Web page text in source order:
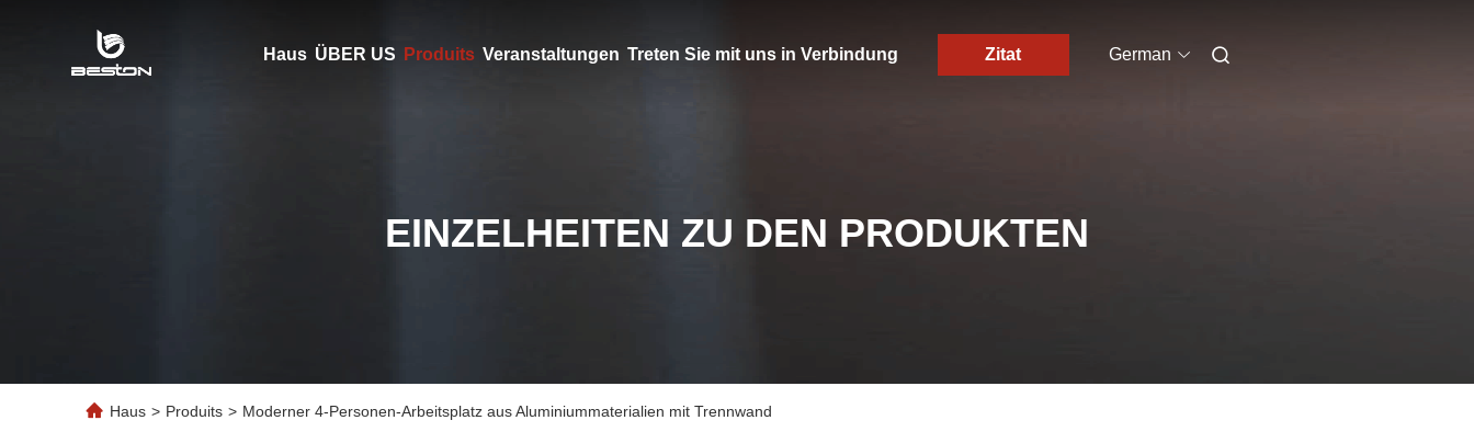
Haus ÜBER US Produits Veranstaltungen Treten Sie mit uns in Verbindung Zitat German
EINZELHEITEN ZU DEN PRODUKTEN
Haus > Produits > Moderner 4-Personen-Arbeitsplatz aus Aluminiummaterialien mit Trennwand